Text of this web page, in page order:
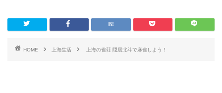
HOME 上海生活 上海の雀荘 隠居北斗で麻雀しよう！